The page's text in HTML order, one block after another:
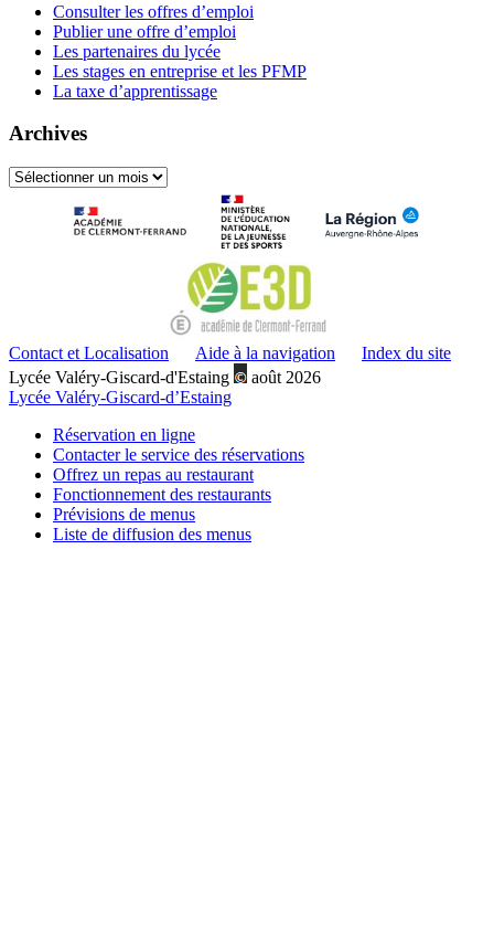
Consulter les offres d’emploi
Publier une offre d’emploi
Les partenaires du lycée
Les stages en entreprise et les PFMP
La taxe d’apprentissage
Archives
Archives
Contact et Localisation Aide à la navigation
Index du site
Lycée Valéry-Giscard-d'Estaing
août 2026
Lycée Valéry-Giscard-d’Estaing
Réservation en ligne
Contacter le service des réservations
Offrez un repas au restaurant
Fonctionnement des restaurants
Prévisions de menus
Liste de diffusion des menus